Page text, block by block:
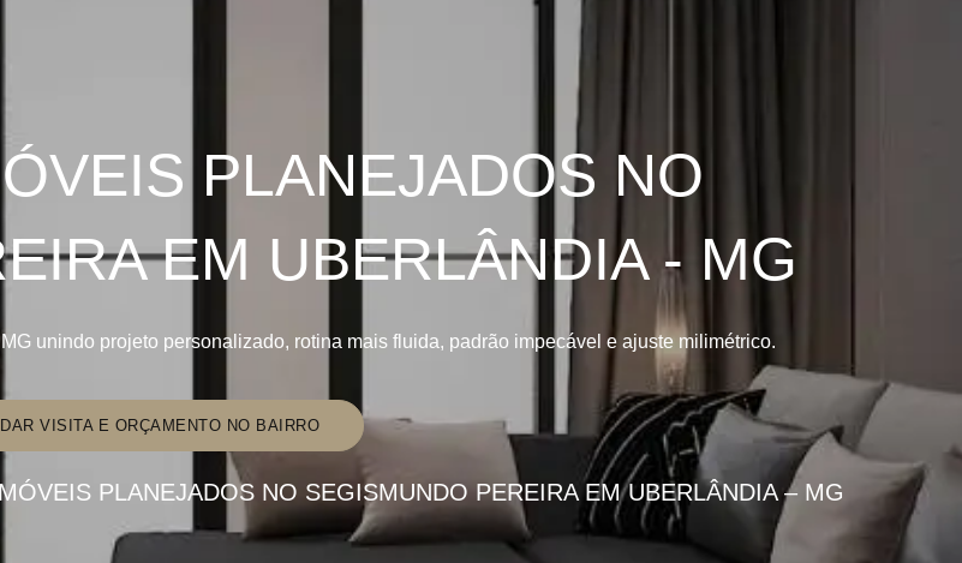
PLANEJADOS NO
EM UBERLÂNDIA - MG
unindo projeto personalizado, rotina mais fluida, padrão impecável e ajuste milimétrico.
VISITA E ORÇAMENTO NO BAIRRO
MÓVEIS PLANEJADOS NO SEGISMUNDO PEREIRA EM UBERLÂNDIA – MG